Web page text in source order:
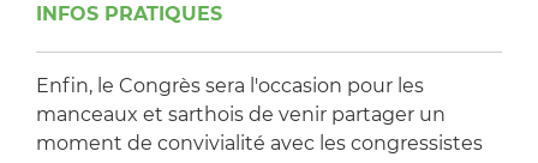
INFOS PRATIQUES
Enfin, le Congrès sera l'occasion pour les
manceaux et sarthois de venir partager un
moment de convivialité avec les congressistes